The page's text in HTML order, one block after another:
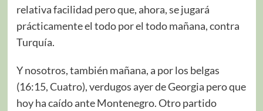
relativa facilidad pero que, ahora, se jugará
prácticamente el todo por el todo mañana, contra
Turquía.
Y nosotros, también mañana, a por los belgas
(16:15, Cuatro), verdugos ayer de Georgia pero que
hoy ha caído ante Montenegro. Otro partido